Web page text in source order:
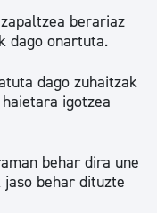
berariaz
dago onartuta.
dago zuhaitzak
igotzea
behar dira une
behar dituzte